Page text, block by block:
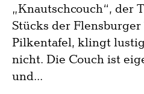
„Knautschcouch“, der
Stücks der
Pilkentafel, klingt
nicht. Die Couch ist
und...